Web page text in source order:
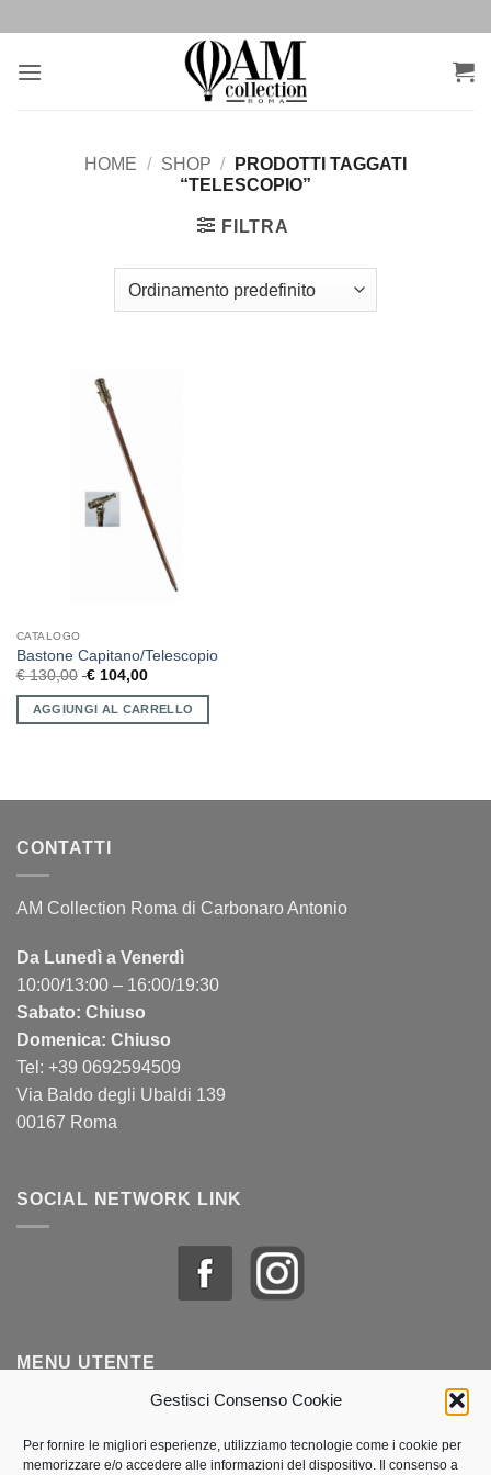
Gestisci Consenso Cookie
Per fornire le migliori esperienze, utilizziamo tecnologie come i cookie per
memorizzare e/o accedere alle informazioni del dispositivo. Il consenso a
contenuti
HOME / SHOP /
PRODOTTI TAGGATI
“TELESCOPIO”
FILTRA
CATALOGO
Bastone Capitano/Telescopio
€130,00 €104,00
AGGIUNGI AL CARRELLO
CONTATTI
AM Collection Roma di Carbonaro Antonio
Da Lunedì a Venerdì
10:00/13:00 – 16:00/19:30
Sabato: Chiuso
Domenica: Chiuso
Tel: +39 0692594509
Via Baldo degli Ubaldi 139
00167 Roma
SOCIAL NETWORK LINK
MENU UTENTE
Lista dei desideri